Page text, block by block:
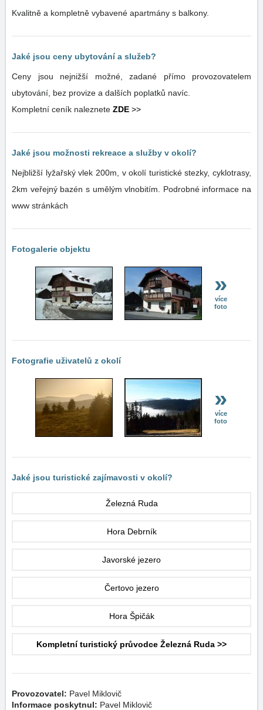
Kvalitně a kompletně vybavené apartmány s balkony.
Jaké jsou ceny ubytování a služeb?
Ceny jsou nejnižší možné, zadané přímo provozovatelem
ubytování, bez provize a dalších poplatků navíc.
Kompletní ceník naleznete ZDE >>
Jaké jsou možnosti rekreace a služby v okolí?
Nejbližší lyžařský vlek 200m, v okolí turistické stezky, cyklotrasy,
2km veřejný bazén s umělým vlnobitím. Podrobné informace na
www stránkách
Fotogalerie objektu
»
více
foto
Fotografie uživatelů z okolí
»
více
foto
Jaké jsou turistické zajímavosti v okolí?
Železná Ruda
Hora Debrník
Javorské jezero
Čertovo jezero
Hora Špičák
Kompletní turistický průvodce Železná Ruda >>
Provozovatel: Pavel Miklovič
Informace poskytnul: Pavel Miklovič